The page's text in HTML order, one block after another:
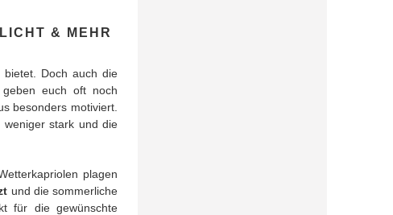
& MEHR
bietet. Doch auch die
euch oft noch
besonders motiviert.
stark und die
plagen
und die sommerliche
für die gewünschte